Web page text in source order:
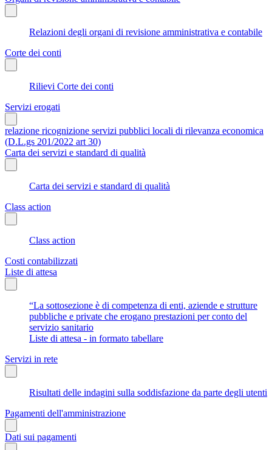
Relazioni degli organi di revisione amministrativa e contabile
Corte dei conti
Rilievi Corte dei conti
Servizi erogati
relazione ricognizione servizi pubblici locali di rilevanza economica
(D.L.gs 201/2022 art 30)
Carta dei servizi e standard di qualità
Carta dei servizi e standard di qualità
Class action
Class action
Costi contabilizzati
Liste di attesa
“La sottosezione è di competenza di enti, aziende e strutture
pubbliche e private che erogano prestazioni per conto del
servizio sanitario
Liste di attesa - in formato tabellare
Servizi in rete
Risultati delle indagini sulla soddisfazione da parte degli utenti
Pagamenti dell'amministrazione
Dati sui pagamenti